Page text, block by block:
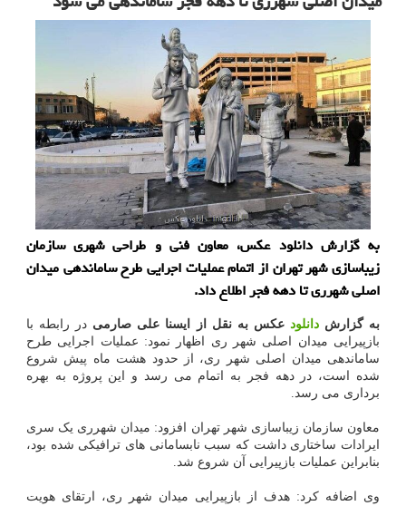
به گزارش دانلود عکس، معاون فنی و طراحی شهری سازمان
زیباسازی شهر تهران از اتمام عملیات اجرایی طرح ساماندهی میدان
اصلی شهرری تا دهه فجر اطلاع داد.
به گزارشدانلود عکس به نقل از ایسنا علی صارمی در رابطه با
بازپیرایی میدان اصلی شهر ری اظهار نمود: عملیات اجرایی طرح
ساماندهی میدان اصلی شهر ری، از حدود هشت ماه پیش شروع
شده است، در دهه فجر به اتمام می رسد و این پروژه به بهره
برداری می رسد.
معاون سازمان زیباسازی شهر تهران افزود: میدان شهرری یک سری
ایرادات ساختاری داشت که سبب نابسامانی های ترافیکی شده بود،
بنابراین عملیات بازپیرایی آن شروع شد.
وی اضافه کرد: هدف از بازپیرایی میدان شهر ری، ارتقای هویت